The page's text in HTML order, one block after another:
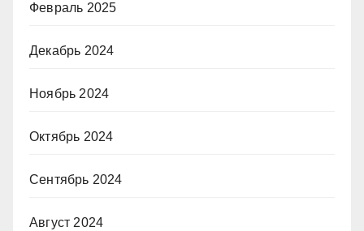
Февраль 2025
Декабрь 2024
Ноябрь 2024
Октябрь 2024
Сентябрь 2024
Август 2024